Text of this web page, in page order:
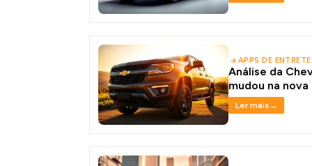
APPS DE
Análise da
mudou na
Ler mais→